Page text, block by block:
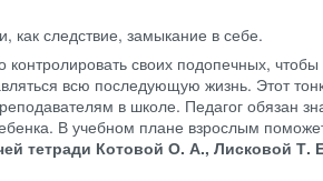
как следствие, замыкание в себе.
своих подопечных, чтобы
всю последующую жизнь. Этот
в школе. Педагог обязан
В учебном плане взрослым
тетради Котовой О. А., Лисковой Т.